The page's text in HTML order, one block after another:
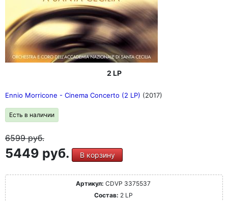
2 LP
Ennio Morricone - Cinema Concerto (2 LP) (2017)
Есть в наличии
6599руб.
5449 руб. В корзину
Артикул: CDVP 3375537
Состав: 2 LP